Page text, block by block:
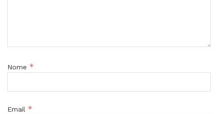
Nome *
Email *